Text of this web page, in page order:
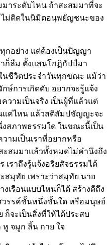
าระดับไหน ถ้าสะสมมาที่จะ
ไม่ติดในนิมิตอนุพยัญชนะของ
กอย่าง แต่ต้องเป็นปัญญา
าก็ลืม ตั้งแสนโกฏิกัปป์มา
นชีวิตประจำวันทุกขณะ แม้ว่า
ษ์การเกิดดับ อยากจะรู้แจ้ง
วามเป็นจริง เป็นผู้ที่แล้วแต่
แค่ไหน แล้วสติสัมปชัญญะจะ
สภาพธรรมใด ในขณะนี้เป็น
ามเป็นเราที่อยากหรือ
ะสมมาแล้วทั้งหมดไม่คำนึงถึง
เราถึงรู้แจ้งอริยสัจธรรมได้
มุทัย เพราะว่าสมุทัย นาย
งเรือนแบบไหนก็ได้ สร้างดีถึง
รรค์ชั้นหนึ่งชั้นใด หรือมนุษย์
ก็จะเป็นสิ่งที่ให้ได้ประสบ
จมูก ลิ้น กาย ใจ